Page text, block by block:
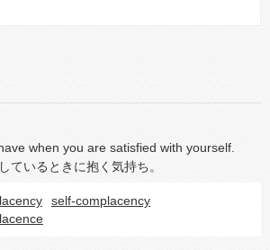
when you are satisfied with yourself.
ているときに抱く気持ち。
self-complacency